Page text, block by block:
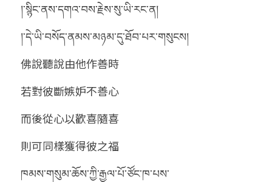
།་སྙིང་ནས་དགའ་བས་རྗེས་སུ་ཡི་རང་ན།
།་དེ་ཡི་བསོད་ནམས་མཉམ་དུ་ཐོབ་པར་གསུངས།
佛說聽說由他作善時
若對彼斷嫉妒不善心
而後從心以歡喜隨喜
則可同樣獲得彼之福
ཁམས་གསུམ་ཆོས་ཀྱི་རྒྱལ་པོ་ཙོང་ཁ་པས་